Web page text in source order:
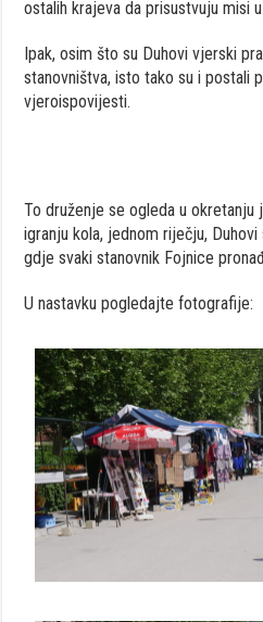
ostalih krajeva da prisustvuju misi
Ipak, osim što su Duhovi vjerski
stanovništva, isto tako su i postali
vjeroispovijesti.
To druženje se ogleda u okretanju
igranju kola, jednom riječju,
gdje svaki stanovnik Fojnice
U nastavku pogledajte fotografije: